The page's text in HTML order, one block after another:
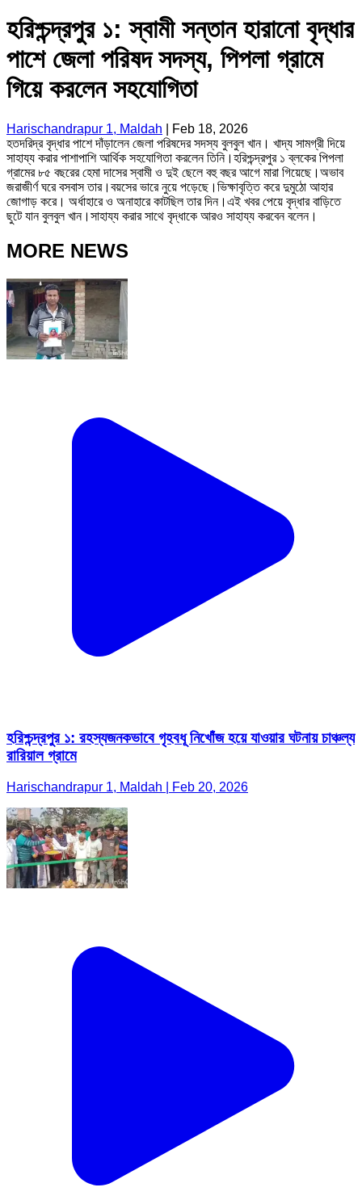
হরিশ্চন্দ্রপুর ১: স্বামী সন্তান হারানো বৃদ্ধার
পাশে জেলা পরিষদ সদস্য, পিপলা গ্রামে
গিয়ে করলেন সহযোগিতা
Harischandrapur 1, Maldah
Feb 18, 2026
হতদরিদ্র বৃদ্ধার পাশে দাঁড়ালেন জেলা পরিষদের সদস্য বুলবুল খান। খাদ্য সামগ্রী দিয়ে
সাহায্য করার পাশাপাশি আর্থিক সহযোগিতা করলেন তিনি।হরিশ্চন্দ্রপুর ১ ব্লকের পিপলা
গ্রামের ৮৫ বছরের হেমা দাসের স্বামী ও দুই ছেলে বহু বছর আগে মারা গিয়েছে।অভাব
জরাজীর্ণ ঘরে বসবাস তার।বয়সের ভারে নুয়ে পড়েছে।ভিক্ষাবৃত্তি করে দুমুঠো আহার
জোগাড় করে। অর্ধাহারে ও অনাহারে কাটছিল তার দিন।এই খবর পেয়ে বৃদ্ধার বাড়িতে
ছুটে যান বুলবুল খান।সাহায্য করার সাথে বৃদ্ধাকে আরও সাহায্য করবেন বলেন।
MORE NEWS
হরিশ্চন্দ্রপুর ১: রহস্যজনকভাবে গৃহবধূ নিখোঁজ হয়ে যাওয়ার ঘটনায় চাঞ্চল্য
রারিয়াল গ্রামে
Harischandrapur 1, Maldah | Feb 20, 2026